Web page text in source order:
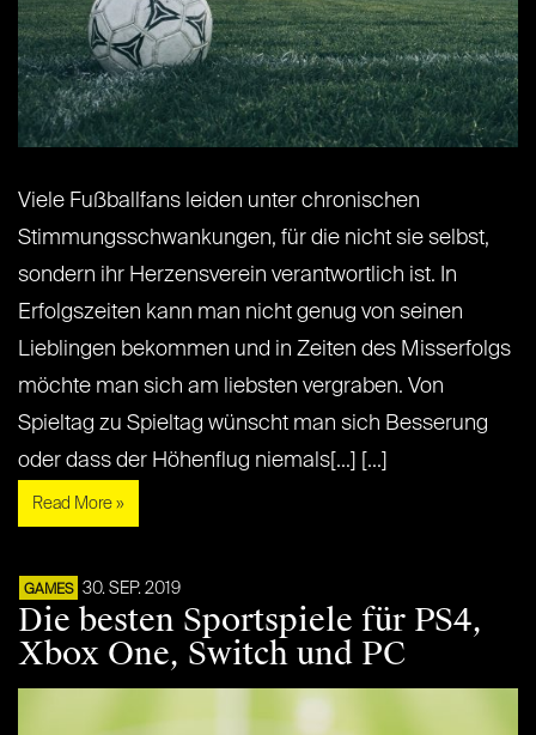
Viele Fußballfans leiden unter chronischen
Stimmungsschwankungen, für die nicht sie selbst,
sondern ihr Herzensverein verantwortlich ist. In
Erfolgszeiten kann man nicht genug von seinen
Lieblingen bekommen und in Zeiten des Misserfolgs
möchte man sich am liebsten vergraben. Von
Spieltag zu Spieltag wünscht man sich Besserung
oder dass der Höhenflug niemals[...] [...]
Read More »
GAMES 30. SEP. 2019
Die besten Sportspiele für PS4,
Xbox One, Switch und PC